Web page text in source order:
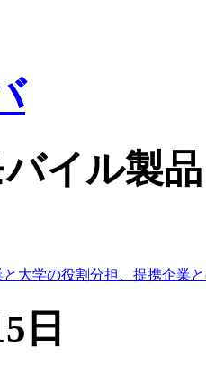
イル製
と大学の役割分担、提携企業
日